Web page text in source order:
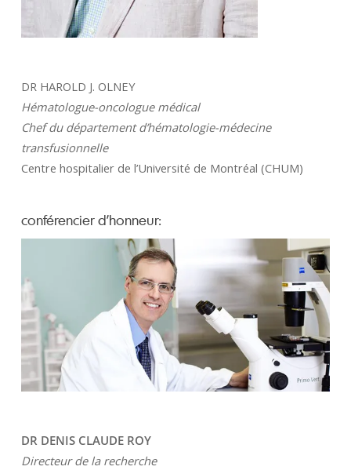
DR HAROLD J. OLNEY
Hématologue-oncologue médical
Chef du département d’hématologie-médecine
transfusionnelle
Centre hospitalier de l’Université de Montréal (CHUM)
conférencier d’honneur:
DR DENIS CLAUDE ROY
Directeur de la recherche